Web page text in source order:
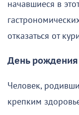
начавшиеся в
отказаться от
День рождения
Человек,
крепким